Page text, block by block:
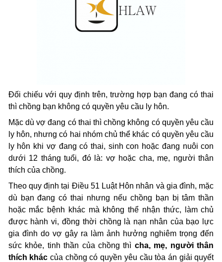
Đối chiếu với quy định trên, trường hợp bạn đang có thai
thì chồng bạn không có quyền yêu cầu ly hôn.
Mặc dù vợ đang có thai thì chồng không có quyền yêu cầu
ly hôn, nhưng có hai nhóm chủ thể khác có quyền yêu cầu
ly hôn khi vợ đang có thai, sinh con hoặc đang nuôi con
dưới 12 tháng tuổi, đó là: vợ hoặc cha, mẹ, người thân
thích của chồng.
Theo quy định tại Điều 51 Luật Hôn nhân và gia đình, mặc
dù bạn đang có thai nhưng nếu chồng bạn bị tâm thần
hoặc mắc bệnh khác mà không thể nhận thức, làm chủ
được hành vi, đồng thời chồng là nạn nhân của bạo lực
gia đình do vợ gây ra làm ảnh hưởng nghiêm trọng đến
sức khỏe, tinh thần của chồng thì cha, mẹ, người thân
thích khác của chồng có quyền yêu cầu tòa án giải quyết